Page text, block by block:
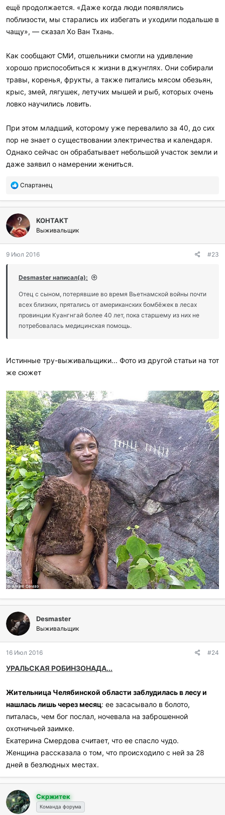
ещё продолжается. «Даже когда люди появлялись
поблизости, мы старались их избегать и уходили подальше в
чащу», — сказал Хо Ван Тхань.
Как сообщают СМИ, отшельники смогли на удивление
хорошо приспособиться к жизни в джунглях. Они собирали
травы, коренья, фрукты, а также питались мясом обезьян,
крыс, змей, лягушек, летучих мышей и рыб, которых очень
ловко научились ловить.
При этом младший, которому уже перевалило за 40, до сих
пор не знает о существовании электричества и календаря.
Однако сейчас он обрабатывает небольшой участок земли и
даже заявил о намерении жениться.
П
б
л
а
г
о
а
и
и
:
Спартанец
KOHTAKT
Выживальщик
9 Июл 2016 #23
Desmaster написал(а):
Отец с сыном, потерявшие во время Вьетнамской войны почти
всех близких, прятались от американских бомбёжек в лесах
провинции Куангнгай более 40 лет, пока старшему из них не
потребовалась медицинская помощь.
Истинные тру-выживальщики... Фото из другой статьи на тот
же сюжет
Desmaster
Выживальщик
16 Июл 2016 #24
УРАЛЬСКАЯ РОБИНЗОНАДА...
Жительница Челябинской области заблудилась в лесу и
нашлась лишь через месяц: ее засасывало в болото,
питалась, чем бог послал, ночевала на заброшенной
охотничьей заимке.
Екатерина Смердова считает, что ее спасло чудо.
Женщина рассказала о том, что происходило с ней за 28
дней в безлюдных местах.
Скржитек
Команда форума